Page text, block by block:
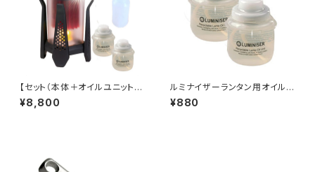
【セット（本体＋オイルユニット2
個＋燃料注入器）】LUMINISER
ルミナイザーランタン ランタン /
¥8,800
ルミナイザーランタン用オイルユ
ニット２個
¥880